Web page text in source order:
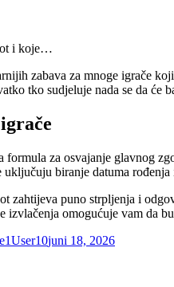
i koje…
zabava za mnoge igrače
tko sudjeluje nada se da će
formula za osvajanje glavnog
uključuju biranje datuma
zahtijeva puno strpljenja i
izvlačenja omogućuje vam da
juni 18, 2026